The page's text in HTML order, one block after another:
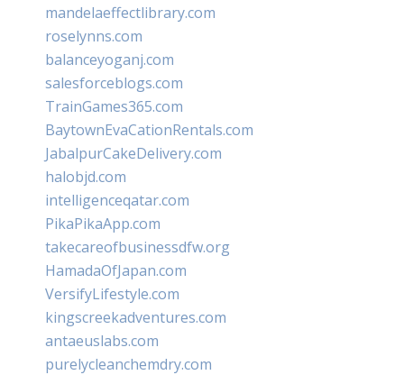
mandelaeffectlibrary.com
roselynns.com
balanceyoganj.com
salesforceblogs.com
TrainGames365.com
BaytownEvaCationRentals.com
JabalpurCakeDelivery.com
halobjd.com
intelligenceqatar.com
PikaPikaApp.com
takecareofbusinessdfw.org
HamadaOfJapan.com
VersifyLifestyle.com
kingscreekadventures.com
antaeuslabs.com
purelycleanchemdry.com